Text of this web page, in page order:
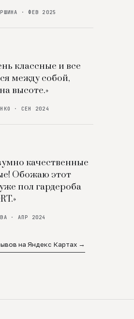
· ФЕВ 2025
классные и все
между собой,
высоте.»
· СЕН 2024
качественные
Обожаю этот
пол гардероба
· АПР 2024
на Яндекс Картах →